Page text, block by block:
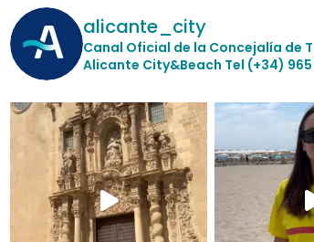
alicante_city
Canal Oficial de la Concejalía de
Alicante City&Beach Tel (+34) 965